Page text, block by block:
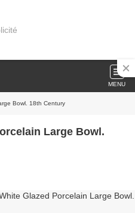
MENU
Bowl. 18th Century
Large Bowl.